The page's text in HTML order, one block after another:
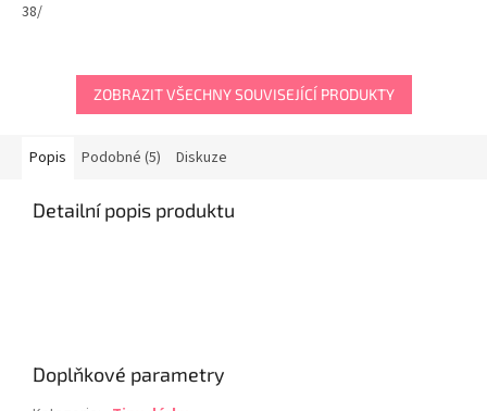
38/
ZOBRAZIT VŠECHNY SOUVISEJÍCÍ PRODUKTY
Popis Podobné (5) Diskuze
Detailní popis produktu
Doplňkové parametry